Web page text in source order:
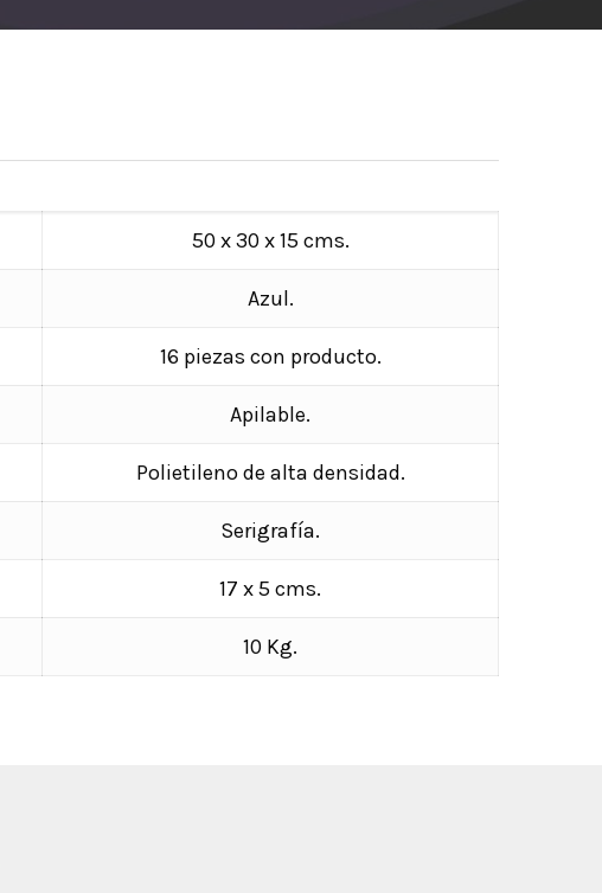
50 x 30 x 15 cms.
Azul.
16 piezas con producto.
Apilable.
Polietileno de alta densidad.
Serigrafía.
17 x 5 cms.
10 Kg.